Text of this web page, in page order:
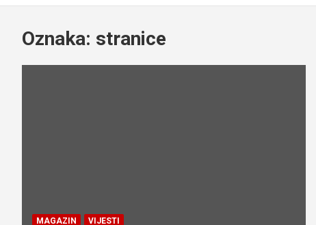
Oznaka: stranice
MAGAZIN VIJESTI